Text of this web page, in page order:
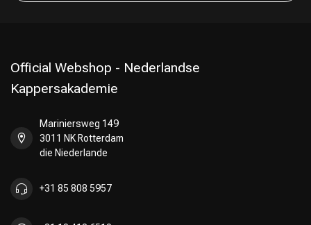
Umformung
Official Webshop - Nederlandse
Kappersakademie
Mariniersweg 149
3011 NK Rotterdam
die Niederlande
+31 85 808 5957